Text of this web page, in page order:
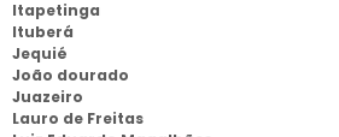
Itapetinga
Ituberá
Jequié
João dourado
Juazeiro
Lauro de Freitas